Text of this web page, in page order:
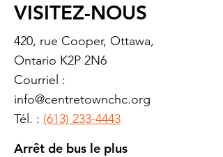
VISITEZ-NOUS
420, rue Cooper, Ottawa,
Ontario K2P 2N6
Courriel :
info@centretownchc.org
Tél. : (613) 233-4443
Arrêt de bus le plus